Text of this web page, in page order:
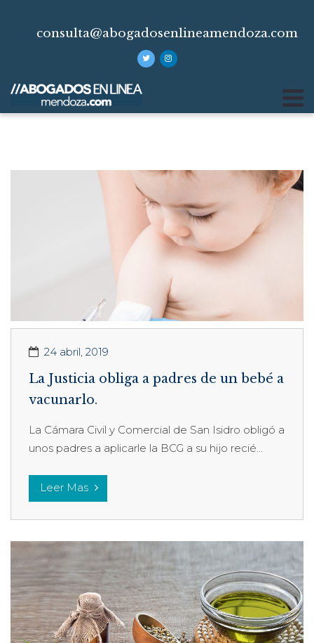
consulta@abogadosenlineamendoza.com
24 abril, 2019
La Justicia obliga a padres de un bebé a
vacunarlo.
La Cámara Civil y Comercial de San Isidro obligó a
unos padres a aplicarle la BCG a su hijo recié...
Leer Mas